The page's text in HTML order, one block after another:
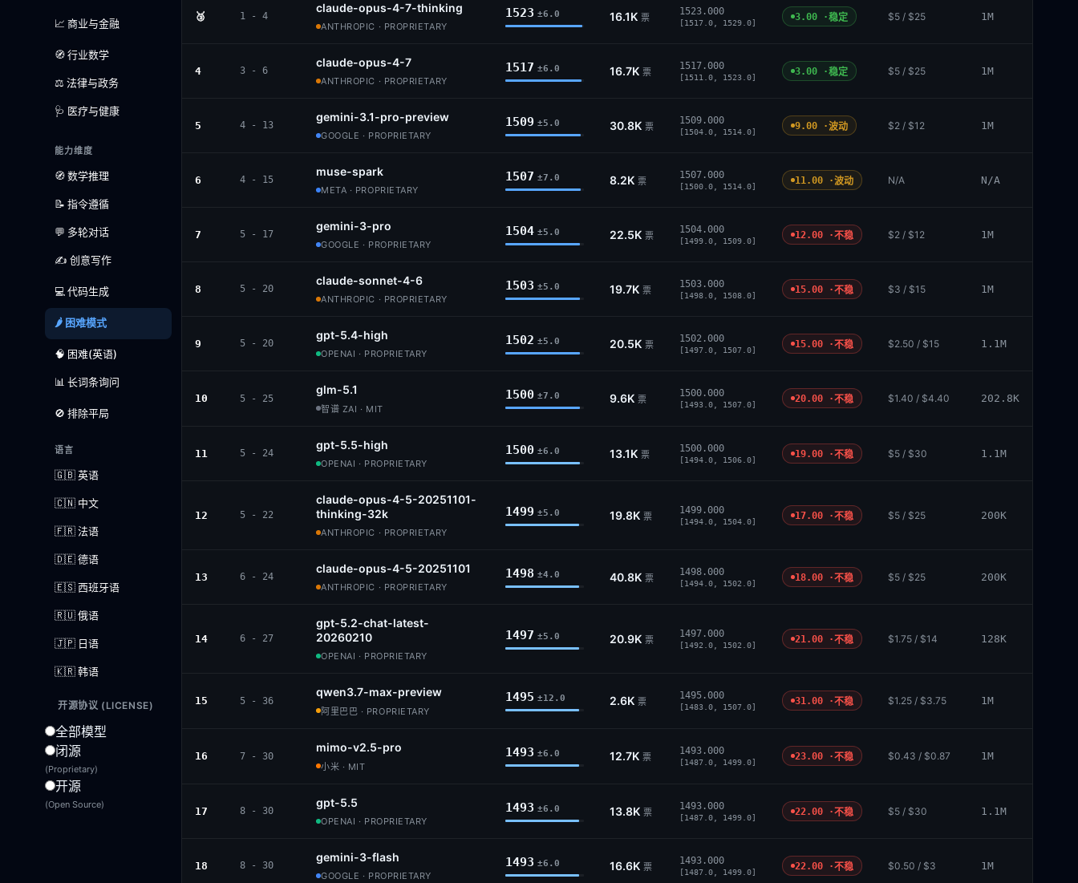
📈 商业与金融
🧭 行业数学
⚖️ 法律与政务
🩺 医疗与健康
能力维度
🧭 数学推理
📝 指令遵循
💬 多轮对话
✍️ 创意写作
💻 代码生成
🌶️ 困难模式
🧠 困难(英语)
📊 长词条询问
🚫 排除平局
语言
🇬🇧 英语
🇨🇳 中文
🇫🇷 法语
🇩🇪 德语
🇪🇸 西班牙语
🇷🇺 俄语
🇯🇵 日语
🇰🇷 韩语
开源协议 (LICENSE)
全部模型
闭源
(Proprietary)
开源
(Open Source)
🥉 1 - 4
claude-opus-4-7-thinking
ANTHROPIC · PROPRIETARY
1523 ±6.0 16.1K 票
1523.000
[1517.0, 1529.0]
3.00 ·稳定 $5 / $25 1M
4 3 - 6
claude-opus-4-7
ANTHROPIC · PROPRIETARY
1517 ±6.0 16.7K 票
1517.000
[1511.0, 1523.0]
3.00 ·稳定 $5 / $25 1M
5 4 - 13
gemini-3.1-pro-preview
GOOGLE · PROPRIETARY
1509 ±5.0 30.8K 票
1509.000
[1504.0, 1514.0]
9.00 ·波动 $2 / $12 1M
6 4 - 15
muse-spark
META · PROPRIETARY
1507 ±7.0 8.2K 票
1507.000
[1500.0, 1514.0]
11.00 ·波动 N/A N/A
7 5 - 17
gemini-3-pro
GOOGLE · PROPRIETARY
1504 ±5.0 22.5K 票
1504.000
[1499.0, 1509.0]
12.00 ·不稳 $2 / $12 1M
8 5 - 20
claude-sonnet-4-6
ANTHROPIC · PROPRIETARY
1503 ±5.0 19.7K 票
1503.000
[1498.0, 1508.0]
15.00 ·不稳 $3 / $15 1M
9 5 - 20
gpt-5.4-high
OPENAI · PROPRIETARY
1502 ±5.0 20.5K 票
1502.000
[1497.0, 1507.0]
15.00 ·不稳 $2.50 / $15 1.1M
10 5 - 25
glm-5.1
智谱 ZAI · MIT
1500 ±7.0 9.6K 票
1500.000
[1493.0, 1507.0]
20.00 ·不稳 $1.40 / $4.40 202.8K
11 5 - 24
gpt-5.5-high
OPENAI · PROPRIETARY
1500 ±6.0 13.1K 票
1500.000
[1494.0, 1506.0]
19.00 ·不稳 $5 / $30 1.1M
12 5 - 22
claude-opus-4-5-20251101-
thinking-32k
ANTHROPIC · PROPRIETARY
1499 ±5.0 19.8K 票
1499.000
[1494.0, 1504.0]
17.00 ·不稳 $5 / $25 200K
13 6 - 24
claude-opus-4-5-20251101
ANTHROPIC · PROPRIETARY
1498 ±4.0 40.8K 票
1498.000
[1494.0, 1502.0]
18.00 ·不稳 $5 / $25 200K
14 6 - 27
gpt-5.2-chat-latest-
20260210
OPENAI · PROPRIETARY
1497 ±5.0 20.9K 票
1497.000
[1492.0, 1502.0]
21.00 ·不稳 $1.75 / $14 128K
15 5 - 36
qwen3.7-max-preview
阿里巴巴 · PROPRIETARY
1495 ±12.0 2.6K 票
1495.000
[1483.0, 1507.0]
31.00 ·不稳 $1.25 / $3.75 1M
16 7 - 30
mimo-v2.5-pro
小米 · MIT
1493 ±6.0 12.7K 票
1493.000
[1487.0, 1499.0]
23.00 ·不稳 $0.43 / $0.87 1M
17 8 - 30
gpt-5.5
OPENAI · PROPRIETARY
1493 ±6.0 13.8K 票
1493.000
[1487.0, 1499.0]
22.00 ·不稳 $5 / $30 1.1M
18 8 - 30
gemini-3-flash
GOOGLE · PROPRIETARY
1493 ±6.0 16.6K 票
1493.000
[1487.0, 1499.0]
22.00 ·不稳 $0.50 / $3 1M